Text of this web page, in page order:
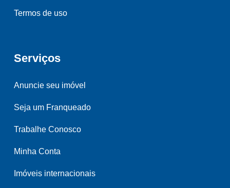
Termos de uso
Serviços
Anuncie seu imóvel
Seja um Franqueado
Trabalhe Conosco
Minha Conta
Imóveis internacionais